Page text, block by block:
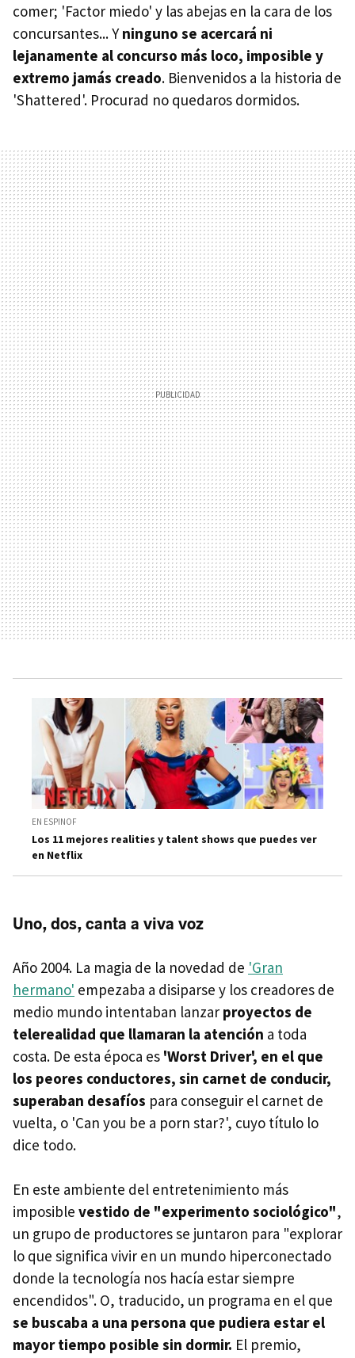
comer; 'Factor miedo' y las abejas en la cara de los
concursantes... Yninguno se acercará ni
lejanamente al concurso más loco, imposible y
extremo jamás creado. Bienvenidos a la historia de
'Shattered'. Procurad no quedaros dormidos.
EN ESPINOF
Los 11 mejores realities y talent shows que puedes ver
en Netflix
Uno, dos, canta a viva voz
Año 2004. La magia de la novedad de 'Gran
hermano' empezaba a disiparse y los creadores de
medio mundo intentaban lanzar proyectos de
telerealidad que llamaran la atención a toda
costa. De esta época es 'Worst Driver', en el que
los peores conductores, sin carnet de conducir,
superaban desafíos para conseguir el carnet de
vuelta, o 'Can you be a porn star?', cuyo título lo
dice todo.
En este ambiente del entretenimiento más
imposible vestido de "experimento sociológico",
un grupo de productores se juntaron para "explorar
lo que significa vivir en un mundo hiperconectado
donde la tecnología nos hacía estar siempre
encendidos". O, traducido, un programa en el que
se buscaba a una persona que pudiera estar el
mayor tiempo posible sin dormir. El premio,